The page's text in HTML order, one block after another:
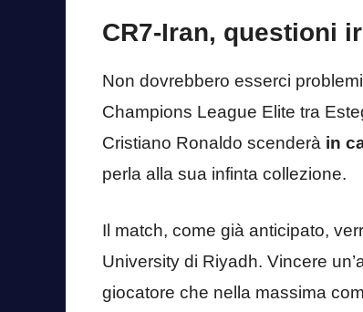
CR7-Iran, questioni
Non dovrebbero esserci
Champions League Elite tra
Cristiano Ronaldo scenderà in
perla alla sua infinta collezione.
Il match, come già anticipato,
University di Riyadh. Vincere
giocatore che nella massima